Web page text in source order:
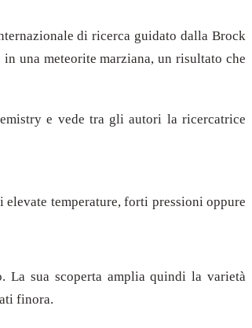
di ricerca guidato dalla Brock
in una meteorite marziana, un risultato che
e vede tra gli autori la ricercatrice
elevate temperature, forti pressioni oppure
La sua scoperta amplia quindi la varietà
finora.